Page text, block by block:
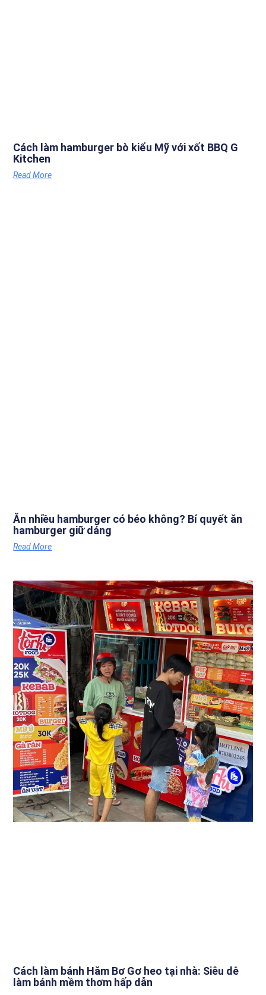
Cách làm hamburger bò kiểu Mỹ với xốt BBQ G
Kitchen
Read More
Ăn nhiều hamburger có béo không? Bí quyết ăn
hamburger giữ dáng
Read More
Cách làm bánh Hăm Bơ Gơ heo tại nhà: Siêu dễ
làm bánh mềm thơm hấp dẫn